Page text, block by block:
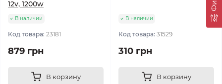
12v, 1200w
В наличии
Код товара: 23181
879 грн
В корзину
В наличии
Код товара: 31529
310 грн
В корзину